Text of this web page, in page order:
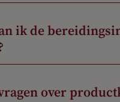
ik de
over